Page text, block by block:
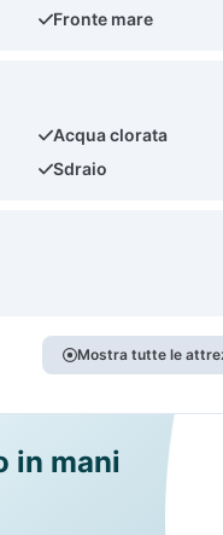
Fronte mare
Acqua clorata
Sdraio
Mostra tutte le
in mani